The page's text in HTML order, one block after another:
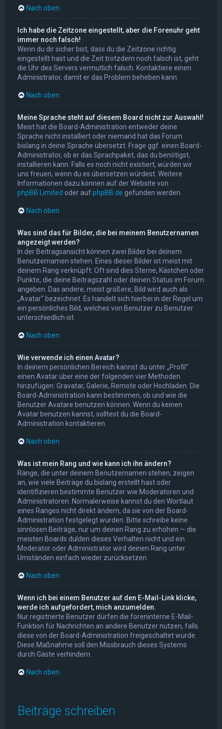
Nach oben
Ich habe die Zeitzone eingestellt, aber die Forenuhr geht
immer noch falsch!
Wenn du dir sicher bist, dass du die Zeitzone richtig
eingestellt hast und die Zeit trotzdem noch falsch ist, geht
die Uhr des Servers vermutlich falsch. Kontaktiere einen
Administrator, damit er das Problem beheben kann.
Nach oben
Meine Sprache steht auf diesem Board nicht zur Auswahl!
Meist hat die Board-Administration entweder deine
Sprache nicht installiert oder niemand hat das Forum
bislang in deine Sprache übersetzt. Frage ggf. einen Board-
Administrator, ob er das Sprachpaket, das du benötigst,
installieren kann. Falls es noch nicht existiert, würden wir
uns freuen, wenn du es übersetzen würdest. Weitere
Informationen dazu können auf der Website von
phpBB Limited oder aufphpBB.de gefunden werden.
Nach oben
Was sind das für Bilder, die bei meinem Benutzernamen
angezeigt werden?
In der Beitragsansicht können zwei Bilder bei deinem
Benutzernamen stehen. Eines dieser Bilder ist meist mit
deinem Rang verknüpft: Oft sind dies Sterne, Kästchen oder
Punkte, die deine Beitragszahl oder deinen Status im Forum
angeben. Das andere, meist größere, Bild wird auch als
„Avatar“ bezeichnet. Es handelt sich hierbei in der Regel um
ein persönliches Bild, welches von Benutzer zu Benutzer
unterschiedlich ist.
Nach oben
Wie verwende ich einen Avatar?
In deinem persönlichen Bereich kannst du unter „Profil“
einen Avatar über eine der folgenden vier Methoden
hinzufügen: Gravatar, Galerie, Remote oder Hochladen. Die
Board-Administration kann bestimmen, ob und wie die
Benutzer Avatare benutzen können. Wenn du keinen
Avatar benutzen kannst, solltest du die Board-
Administration kontaktieren.
Nach oben
Was ist mein Rang und wie kann ich ihn ändern?
Ränge, die unter deinem Benutzernamen stehen, zeigen
an, wie viele Beiträge du bislang erstellt hast oder
identifizieren bestimmte Benutzer wie Moderatoren und
Administratoren. Normalerweise kannst du den Wortlaut
eines Ranges nicht direkt ändern, da sie von der Board-
Administration festgelegt wurden. Bitte schreibe keine
sinnlosen Beiträge, nur um deinen Rang zu erhöhen — die
meisten Boards dulden dieses Verhalten nicht und ein
Moderator oder Administrator wird deinen Rang unter
Umständen einfach wieder zurücksetzen.
Nach oben
Wenn ich bei einem Benutzer auf den E-Mail-Link klicke,
werde ich aufgefordert, mich anzumelden.
Nur registrierte Benutzer dürfen die foreninterne E-Mail-
Funktion für Nachrichten an andere Benutzer nutzen, falls
diese von der Board-Administration freigeschaltet wurde.
Diese Maßnahme soll den Missbrauch dieses Systems
durch Gäste verhindern.
Nach oben
Beiträge schreiben